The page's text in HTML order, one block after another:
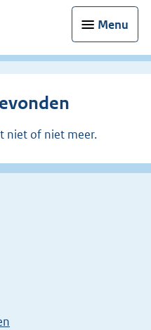
Menu
niet of niet meer.